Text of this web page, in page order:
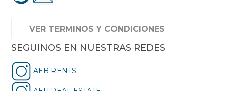
VER TERMINOS Y CONDICIONES
SEGUINOS EN NUESTRAS REDES
AEB RENTS